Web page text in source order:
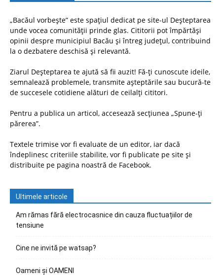
„Bacăul vorbește” este spațiul dedicat pe site-ul Deșteptarea
unde vocea comunității prinde glas. Cititorii pot împărtăși
opinii despre municipiul Bacău și întreg județul, contribuind
la o dezbatere deschisă și relevantă.
Ziarul Deșteptarea te ajută să fii auzit! Fă-ți cunoscute ideile,
semnalează problemele, transmite așteptările sau bucură-te
de succesele cotidiene alături de ceilalți cititori.
Pentru a publica un articol, accesează secțiunea „Spune-ți
părerea”.
Textele trimise vor fi evaluate de un editor, iar dacă
îndeplinesc criteriile stabilite, vor fi publicate pe site și
distribuite pe pagina noastră de Facebook.
Ultimele articole
Am rămas fără electrocasnice din cauza fluctuațiilor de
tensiune
Cine ne invită pe watsap?
Oameni și OAMENI